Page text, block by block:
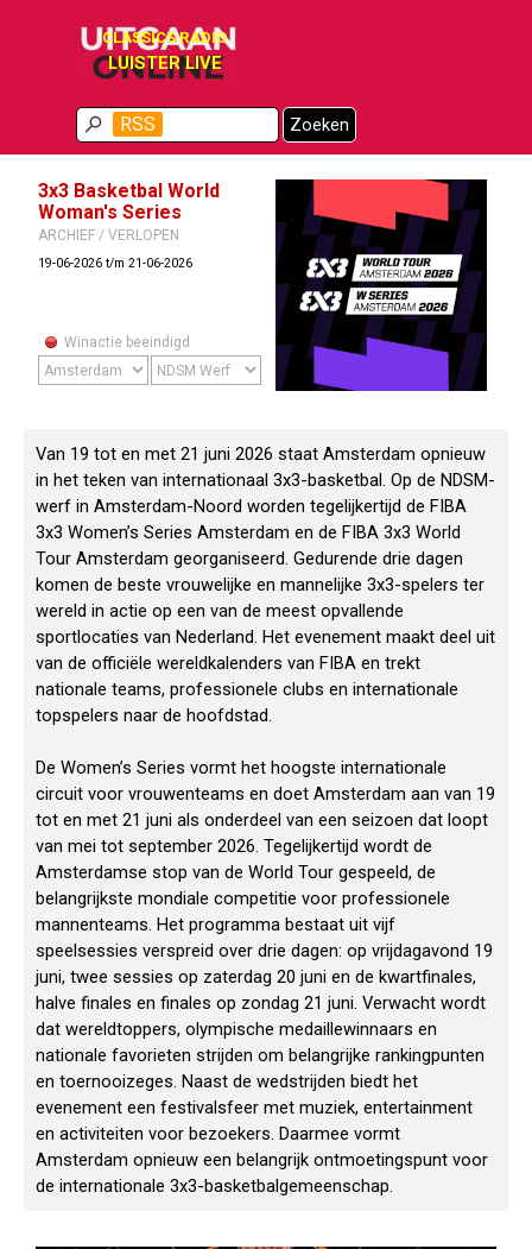
CLASSICS RADIO
LUISTER LIVE
Zoeken
RSS
Menu overslaan
3x3 Basketbal World
Woman's Series
ARCHIEF / VERLOPEN
19-06-2026 t/m 21-06-2026
Winactie beeindigd
Van 19 tot en met 21 juni 2026 staat Amsterdam opnieuw
in het teken van internationaal 3x3-basketbal. Op de NDSM-
werf in Amsterdam-Noord worden tegelijkertijd de FIBA
3x3 Women’s Series Amsterdam en de FIBA 3x3 World
Tour Amsterdam georganiseerd. Gedurende drie dagen
komen de beste vrouwelijke en mannelijke 3x3-spelers ter
wereld in actie op een van de meest opvallende
sportlocaties van Nederland. Het evenement maakt deel uit
van de officiële wereldkalenders van FIBA en trekt
nationale teams, professionele clubs en internationale
topspelers naar de hoofdstad.
De Women’s Series vormt het hoogste internationale
circuit voor vrouwenteams en doet Amsterdam aan van 19
tot en met 21 juni als onderdeel van een seizoen dat loopt
van mei tot september 2026. Tegelijkertijd wordt de
Amsterdamse stop van de World Tour gespeeld, de
belangrijkste mondiale competitie voor professionele
mannenteams. Het programma bestaat uit vijf
speelsessies verspreid over drie dagen: op vrijdagavond 19
juni, twee sessies op zaterdag 20 juni en de kwartfinales,
halve finales en finales op zondag 21 juni. Verwacht wordt
dat wereldtoppers, olympische medaillewinnaars en
nationale favorieten strijden om belangrijke rankingpunten
en toernooizeges. Naast de wedstrijden biedt het
evenement een festivalsfeer met muziek, entertainment
en activiteiten voor bezoekers. Daarmee vormt
Amsterdam opnieuw een belangrijk ontmoetingspunt voor
de internationale 3x3-basketbalgemeenschap.